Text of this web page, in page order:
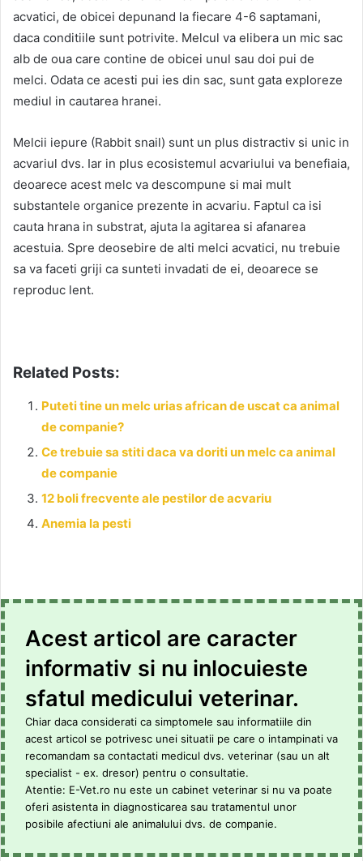
acvatici, de obicei depunand la fiecare 4-6 saptamani,
daca conditiile sunt potrivite. Melcul va elibera un mic sac
alb de oua care contine de obicei unul sau doi pui de
melci. Odata ce acesti pui ies din sac, sunt gata exploreze
mediul in cautarea hranei.
Melcii iepure (Rabbit snail) sunt un plus distractiv si unic in
acvariul dvs. Iar in plus ecosistemul acvariului va benefiaia,
deoarece acest melc va descompune si mai mult
substantele organice prezente in acvariu. Faptul ca isi
cauta hrana in substrat, ajuta la agitarea si afanarea
acestuia. Spre deosebire de alti melci acvatici, nu trebuie
sa va faceti griji ca sunteti invadati de ei, deoarece se
reproduc lent.
Related Posts:
Puteti tine un melc urias african de uscat ca animal
de companie?
Ce trebuie sa stiti daca va doriti un melc ca animal
de companie
12 boli frecvente ale pestilor de acvariu
Anemia la pesti
Acest articol are caracter
informativ si nu inlocuieste
sfatul medicului veterinar.
Chiar daca considerati ca simptomele sau informatiile din
acest articol se potrivesc unei situatii pe care o intampinati va
recomandam sa contactati medicul dvs. veterinar (sau un alt
specialist - ex. dresor) pentru o consultatie.
Atentie: E-Vet.ro nu este un cabinet veterinar si nu va poate
oferi asistenta in diagnosticarea sau tratamentul unor
posibile afectiuni ale animalului dvs. de companie.